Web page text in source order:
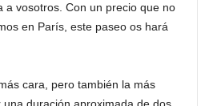
a vosotros. Con un precio que no
en París, este paseo os hará
cara, pero también la más